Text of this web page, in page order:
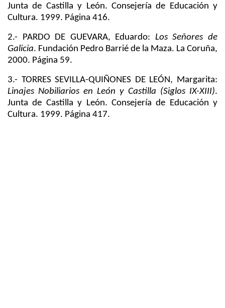
Junta de Castilla y León. Consejería de Educación y
Cultura. 1999. Página 416.
2.- PARDO DE GUEVARA, Eduardo: Los Señores de
Galicia. Fundación Pedro Barrié de la Maza. La Coruña,
2000. Página 59.
3.- TORRES SEVILLA-QUIÑONES DE LEÓN, Margarita:
Linajes Nobiliarios en León y Castilla (Siglos IX-XIII).
Junta de Castilla y León. Consejería de Educación y
Cultura. 1999. Página 417.